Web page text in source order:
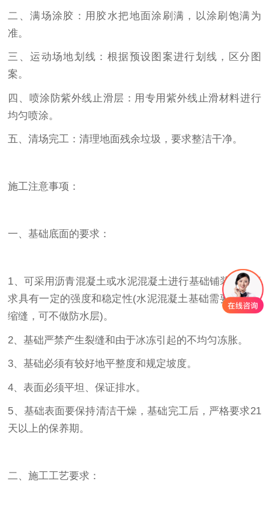
二、满场涂胶：用胶水把地面涂刷满，以涂刷饱满为
准。
三、运动场地划线：根据预设图案进行划线，区分图
案。
四、喷涂防紫外线止滑层：用专用紫外线止滑材料进行
均匀喷涂。
五、清场完工：清理地面残余垃圾，要求整洁干净。
施工注意事项：
一、基础底面的要求：
1、可采用沥青混凝土或水泥混凝土进行基础铺装，并要
求具有一定的强度和稳定性(水泥混凝土基础需要切割伸
缩缝，可不做防水层)。
2、基础严禁产生裂缝和由于冰冻引起的不均匀冻胀。
3、基础必须有较好地平整度和规定坡度。
4、表面必须平坦、保证排水。
5、基础表面要保持清洁干燥，基础完工后，严格要求21
天以上的保养期。
二、施工工艺要求：